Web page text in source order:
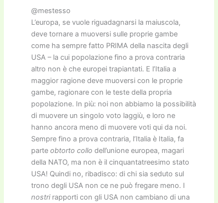
@mestesso
L’europa, se vuole riguadagnarsi la maiuscola,
deve tornare a muoversi sulle proprie gambe
come ha sempre fatto PRIMA della nascita degli
USA – la cui popolazione fino a prova contraria
altro non è che europei trapiantati. E l’Italia a
maggior ragione deve muoversi con le proprie
gambe, ragionare con le teste della propria
popolazione. In più: noi non abbiamo la possibilità
di muovere un singolo voto laggiù, e loro ne
hanno ancora meno di muovere voti qui da noi.
Sempre fino a prova contraria, l’Italia è Italia, fa
parte obtorto collo dell’unione europea, magari
della NATO, ma non è il cinquantatreesimo stato
USA! Quindi no, ribadisco: di chi sia seduto sul
trono degli USA non ce ne può fregare meno. I
nostrirapporti con gli USA non cambiano di una